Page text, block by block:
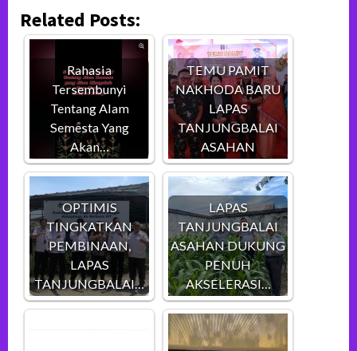
Related Posts:
Rahasia
Tersembunyi
Tentang Alam
Semesta Yang
Akan…
TEMU PAMIT
NAKHODA BARU
LAPAS
TANJUNGBALAI
ASAHAN
OPTIMIS
TINGKATKAN
PEMBINAAN,
LAPAS
TANJUNGBALAI…
LAPAS
TANJUNGBALAI
ASAHAN DUKUNG
PENUH
AKSELERASI…